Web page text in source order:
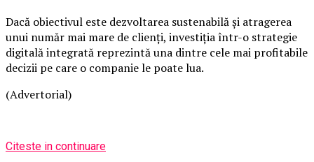
Dacă obiectivul este dezvoltarea sustenabilă și atragerea
unui număr mai mare de clienți, investiția într-o strategie
digitală integrată reprezintă una dintre cele mai profitabile
decizii pe care o companie le poate lua.
(Advertorial)
Citeste in continuare